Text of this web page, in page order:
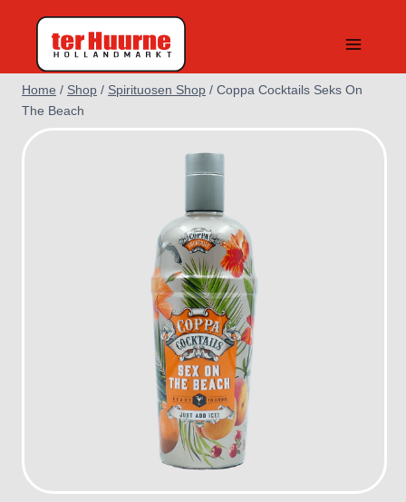
inhoud
Home / Shop / Spirituosen Shop / Coppa Cocktails Seks On
The Beach